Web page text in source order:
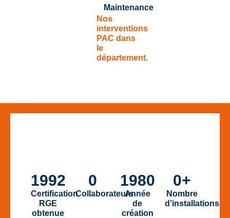
Maintenance
Nos
interventions
PAC dans
le
département.
1992
Certification
RGE
obtenue
0
Collaborateurs
1980
Année
de
création
0+
Nombre
d’installations